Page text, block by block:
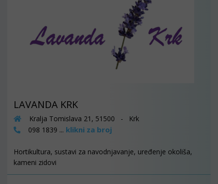
LAVANDA KRK
Kralja Tomislava 21, 51500 - Krk
098 1839 ... klikni za broj
Hortikultura, sustavi za navodnjavanje, uređenje okoliša,
kameni zidovi